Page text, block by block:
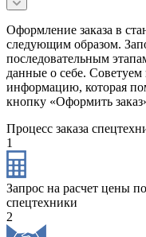
Оформление заказа в
следующим образом.
последовательным
данные о себе. Советуем
информацию, которая
кнопку «Оформить
Процесс заказа
1
Запрос на расчет цены
спецтехники
2